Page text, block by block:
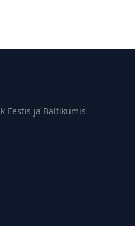
Eestis ja Baltikumis